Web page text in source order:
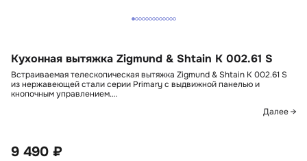
Кухонная вытяжка Zigmund & Shtain K 002.61 S
Встраиваемая телескопическая вытяжка Zigmund & Shtain K 002.61 S
из нержавеющей стали серии Primary с выдвижной панелью и
кнопочным управлением.…
Далее →
9 490 ₽